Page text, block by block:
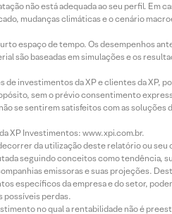
não está adequada ao seu perfil. Em
mudanças climáticas e o cenário
espaço de tempo. Os desempenhos
são baseadas em simulações e os
investimentos da XP e clientes da XP,
sem o prévio consentimento
se sentirem satisfeitos com as soluções
XP Investimentos: www.xpi.com.br.
da utilização deste relatório ou seu
seguindo conceitos como tendência,
emissoras e suas projeções.
específicos da empresa e do setor,
possíveis perdas.
no qual a rentabilidade não é